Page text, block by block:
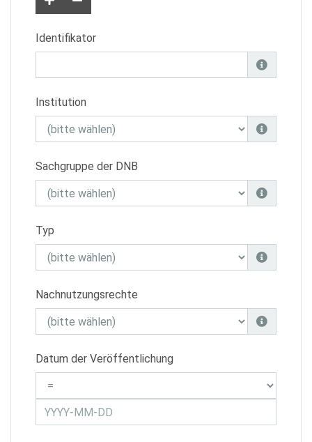
Identifikator
Institution
Sachgruppe der DNB
Typ
Nachnutzungsrechte
Datum der Veröffentlichung